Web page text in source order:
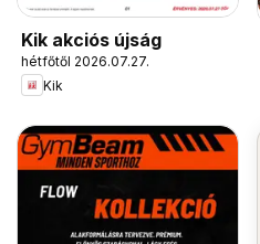
Kik akciós újság
hétfőtől 2026.07.27.
Kik